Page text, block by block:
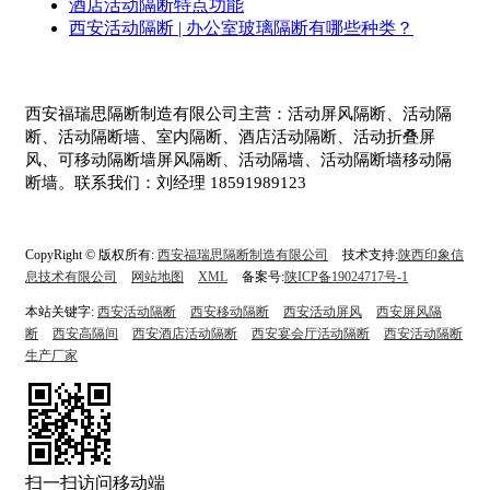
酒店活动隔断特点功能
西安活动隔断 | 办公室玻璃隔断有哪些种类？
西安福瑞思隔断制造有限公司主营：活动屏风隔断、活动隔
断、活动隔断墙、室内隔断、酒店活动隔断、活动折叠屏
风、可移动隔断墙屏风隔断、活动隔墙、活动隔断墙移动隔
断墙。联系我们：刘经理 18591989123
CopyRight © 版权所有: 西安福瑞思隔断制造有限公司 技术支持:陕西印象信
息技术有限公司
网站地图 XML 备案号:陕ICP备19024717号-1
本站关键字: 西安活动隔断 西安移动隔断 西安活动屏风
西安屏风隔
断
西安高隔间 西安酒店活动隔断 西安宴会厅活动隔断
西安活动隔断
生产厂家
扫一扫访问移动端